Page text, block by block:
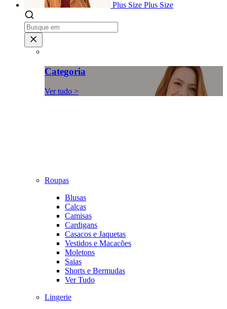
Plus Size Plus Size
Categoria
Ver tudo >
Roupas
Blusas
Calças
Camisas
Cardigans
Casacos e Jaquetas
Vestidos e Macacões
Moletons
Saias
Shorts e Bermudas
Ver Tudo
Lingerie